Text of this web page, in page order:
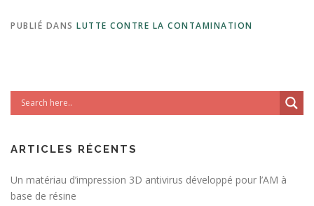
PUBLIÉ DANS LUTTE CONTRE LA CONTAMINATION
ARTICLES RÉCENTS
Un matériau d’impression 3D antivirus développé pour l’AM à
base de résine